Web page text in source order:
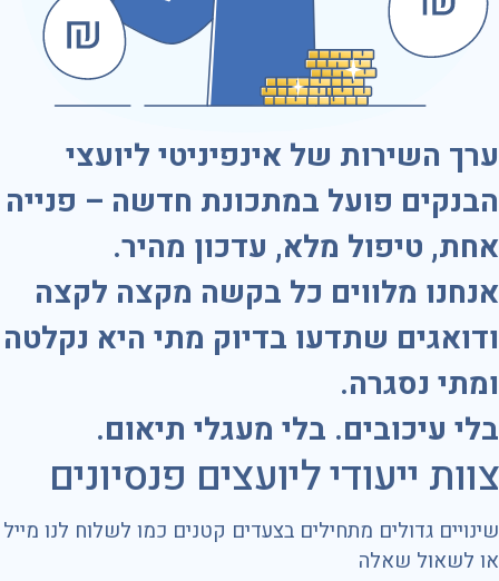
ערך השירות של אינפיניטי ליועצי
הבנקים פועל במתכונת חדשה – פנייה
אחת, טיפול מלא, עדכון מהיר.
אנחנו מלווים כל בקשה מקצה לקצה
ודואגים שתדעו בדיוק מתי היא נקלטה
ומתי נסגרה.
בלי עיכובים. בלי מעגלי תיאום.
צוות ייעודי ליועצים פנסיונים
שינויים גדולים מתחילים בצעדים קטנים כמו לשלוח לנו מייל
או לשאול שאלה